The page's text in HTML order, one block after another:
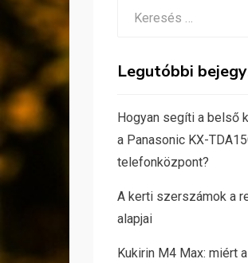
Legutóbbi
Hogyan segíti a belső
a Panasonic KX-
telefonközpont?
A kerti szerszámok a
alapjai
Kukirin M4 Max: miért